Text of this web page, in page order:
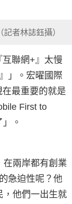
者林誌鈺攝）
互聯網+』太慢
」。宏曜國際
最重要的就是
First to
。
在兩岸都有創業
急迫性呢？他
，他們一出生就